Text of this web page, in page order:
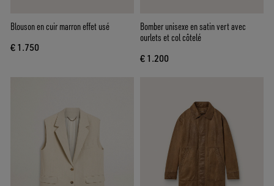
Blouson en cuir marron effet usé
€ 1.750
Bomber unisexe en satin vert avec
ourlets et col côtelé
€ 1.200